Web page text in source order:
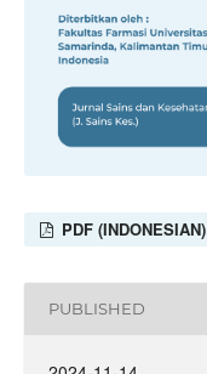
PDF (INDONESIAN)
PUBLISHED